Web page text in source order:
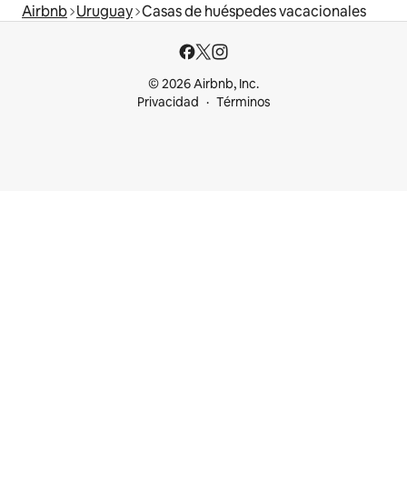
Airbnb Uruguay Casas de huéspedes vacacionales
© 2026 Airbnb, Inc.
Privacidad
Términos